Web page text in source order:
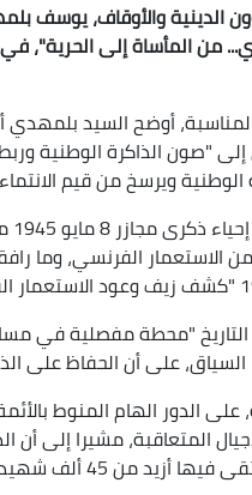
الدينية والأوقاف، يوسف
أوضح السيد بلمهدي
إلى "صون الذاكرة الوطنية
ويرسخ من قيم
سنة من الاستعمار الفرنسي،
"محطة مفصلية في
على أن الحفاظ على
على الدور الهام المنوط
المتعاقبة، مشيرا
شهيد بكل من سطيف، قالمة وخراطة.